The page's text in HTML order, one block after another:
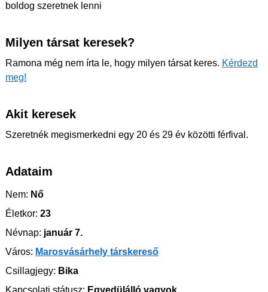
boldog szeretnek lenni
Milyen társat keresek?
Ramona még nem írta le, hogy milyen társat keres. Kérdezd
meg!
Akit keresek
Szeretnék megismerkedni egy 20 és 29 év közötti férfival.
Adataim
Nem: Nő
Életkor: 23
Névnap: január 7.
Város: Marosvásárhely társkereső
Csillagjegy: Bika